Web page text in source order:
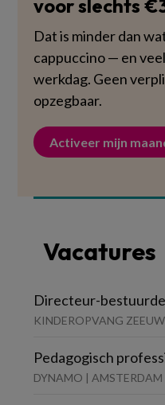
voor slechts
Dat is minder dan
cappuccino — en
werkdag. Geen
opzegbaar.
Activeer mijn
Vacatures
Directeur-
KINDEROPVANG
Pedagogisch
DYNAMO | AMSTERDAM